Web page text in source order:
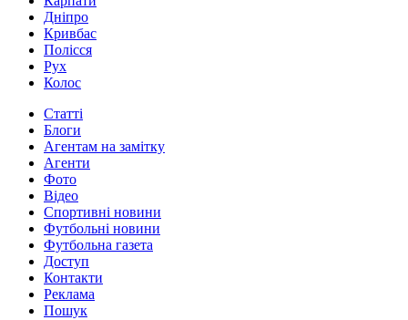
Дніпро
Кривбас
Полісся
Рух
Колос
Статті
Блоги
Агентам на замітку
Агенти
Фото
Відео
Спортивні новини
Футбольні новини
Футбольна газета
Доступ
Контакти
Реклама
Пошук